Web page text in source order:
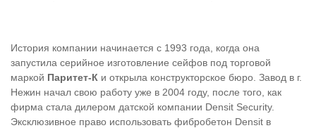
История компании начинается с 1993 года, когда она
запустила серийное изготовление сейфов под торговой
маркой Паритет-К и открыла конструкторское бюро. Завод в г.
Нежин начал свою работу уже в 2004 году, после того, как
фирма стала дилером датской компании Densit Security.
Эксклюзивное право использовать фибробетон Densit в